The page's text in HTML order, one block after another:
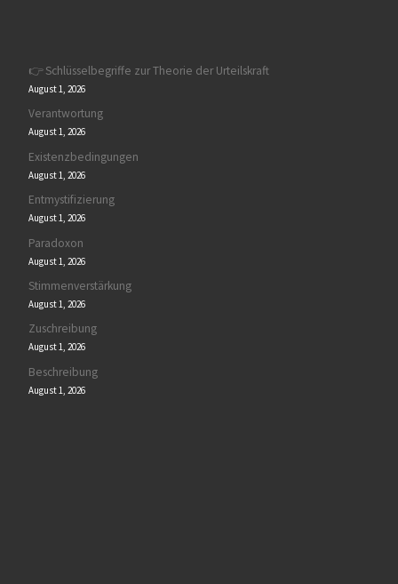
👉 Schlüsselbegriffe zur Theorie der Urteilskraft
August 1, 2026
Verantwortung
August 1, 2026
Existenzbedingungen
August 1, 2026
Entmystifizierung
August 1, 2026
Paradoxon
August 1, 2026
Stimmenverstärkung
August 1, 2026
Zuschreibung
August 1, 2026
Beschreibung
August 1, 2026